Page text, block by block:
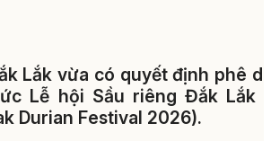
Lắk vừa có quyết định phê
Lễ hội Sầu riêng Đắk Lắk
Durian Festival 2026).